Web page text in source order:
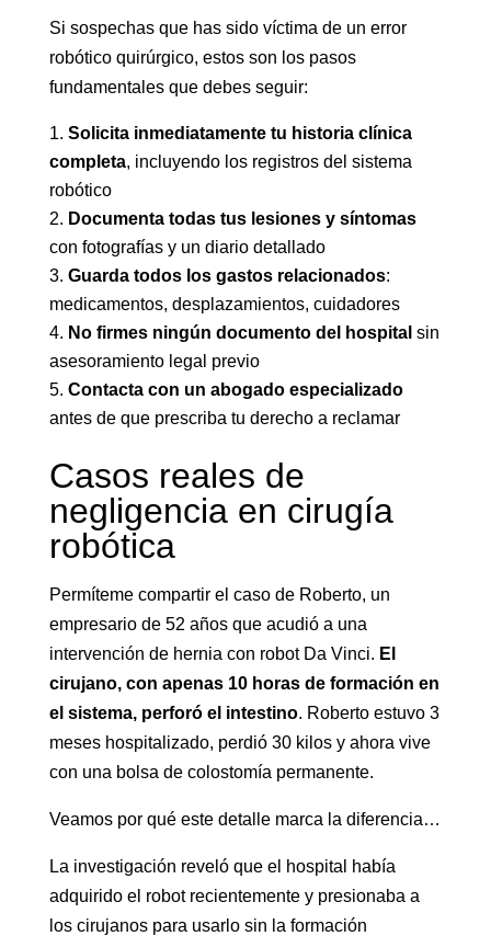
Si sospechas que has sido víctima de un error
robótico quirúrgico, estos son los pasos
fundamentales que debes seguir:
Solicita inmediatamente tu historia clínica
completa, incluyendo los registros del sistema
robótico
Documenta todas tus lesiones y síntomas
con fotografías y un diario detallado
Guarda todos los gastos relacionados:
medicamentos, desplazamientos, cuidadores
No firmes ningún documento del hospital sin
asesoramiento legal previo
Contacta con un abogado especializado
antes de que prescriba tu derecho a reclamar
Casos reales de
negligencia en cirugía
robótica
Permíteme compartir el caso de Roberto, un
empresario de 52 años que acudió a una
intervención de hernia con robot Da Vinci. El
cirujano, con apenas 10 horas de formación en
el sistema, perforó el intestino. Roberto estuvo 3
meses hospitalizado, perdió 30 kilos y ahora vive
con una bolsa de colostomía permanente.
Veamos por qué este detalle marca la diferencia…
La investigación reveló que el hospital había
adquirido el robot recientemente y presionaba a
los cirujanos para usarlo sin la formación